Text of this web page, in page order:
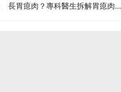
長胃瘜肉？專科醫生拆解胃瘜肉癌